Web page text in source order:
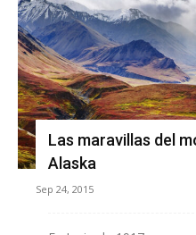
Las maravillas del
Alaska
Sep 24, 2015